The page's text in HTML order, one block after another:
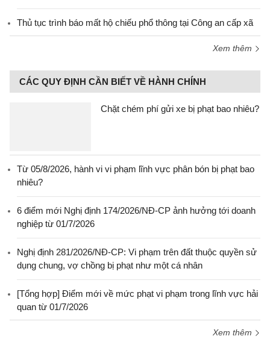
Thủ tục trình báo mất hộ chiếu phổ thông tại Công an cấp xã
Xem thêm
CÁC QUY ĐỊNH CẦN BIẾT VỀ HÀNH CHÍNH
Chặt chém phí gửi xe bị phạt bao nhiêu?
Từ 05/8/2026, hành vi vi phạm lĩnh vực phân bón bị phạt bao
nhiêu?
6 điểm mới Nghị định 174/2026/NĐ-CP ảnh hưởng tới doanh
nghiệp từ 01/7/2026
Nghị định 281/2026/NĐ-CP: Vi phạm trên đất thuộc quyền sử
dụng chung, vợ chồng bị phạt như một cá nhân
[Tổng hợp] Điểm mới về mức phạt vi phạm trong lĩnh vực hải
quan từ 01/7/2026
Xem thêm